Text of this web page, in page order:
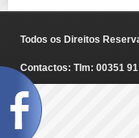
Todos os Direitos
Contactos: Tlm: 00351